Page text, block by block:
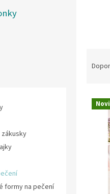
formy na pečení
nV